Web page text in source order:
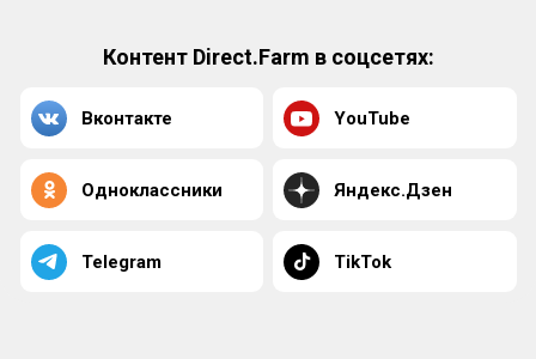
Контент Direct.Farm в соцсетях:
Вконтакте YouTube
Одноклассники Яндекс.Дзен
Telegram TikTok